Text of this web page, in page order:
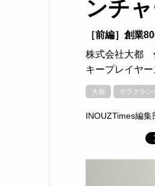
ンチャ
［前編］創業
株式会社大都
キープレイヤ
大都 ホラクラシ
INOUZTimes編集